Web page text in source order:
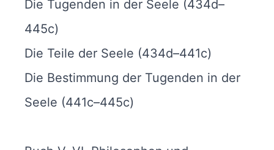
Die Tugenden in der Seele (434d–
445c)
Die Teile der Seele (434d–441c)
Die Bestimmung der Tugenden in der
Seele (441c–445c)